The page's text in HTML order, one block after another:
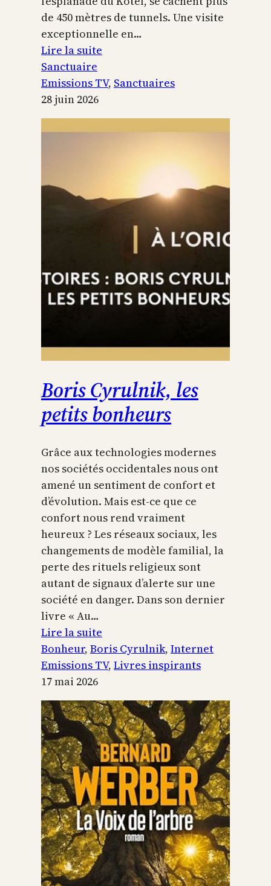
de 450 mètres de tunnels. Une visite
exceptionnelle en…
Lire la suite
Temple
Jérusalem
Sanctuaire
Emissions TV, Sanctuaires
28 juin 2026
Boris Cyrulnik, les
petits bonheurs
Grâce aux technologies modernes
nos sociétés occidentales nous ont
amené un sentiment de confort et
d’évolution. Mais est-ce que ce
confort nous rend vraiment
heureux ? Les réseaux sociaux, les
changements de modèle familial, la
perte des rituels religieux sont
autant de signaux d’alerte sur une
société en danger. Dans son dernier
livre « Au…
Lire la suite
Boris
Cyrulnik,
petits
bonheurs
Bonheur, Boris Cyrulnik, Internet
Emissions TV, Livres inspirants
17 mai 2026